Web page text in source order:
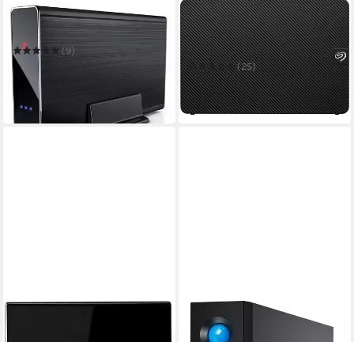
APLIC
Festplatten-Gehäuse
(9)
34,95 €
-30%
in 2-3 Werktagen bei dir
SEAGATE
Expansion Desktop externe
HDD-Festplatte
(25)
ab 325,68 €
16,18 €mtl. in 24 Raten
in 1-2 Werktagen bei dir
LACIE
d2 Professional externe